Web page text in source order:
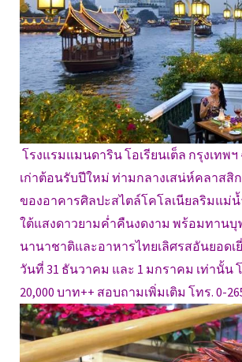
โรงแรมแมนดาริน โอเรียนเต็ล กรุงเทพ
เก่าต้อนรับปีใหม่ ท่ามกลางเสน่ห์คลาสสิ
ของอาคารศิลปะสไตล์โคโลเนียลริมแม่น้
ใต้แสงดาวยามค่ำคืนงดงาม พร้อมทานบุ
นานาชาติและอาหารไทยเลิศรสอันยอดเ
วันที่ 31 ธันวาคม และ 1 มกราคม เท่านั้น
20,000 บาท++ สอบถามเพิ่มเติม โทร. 0-